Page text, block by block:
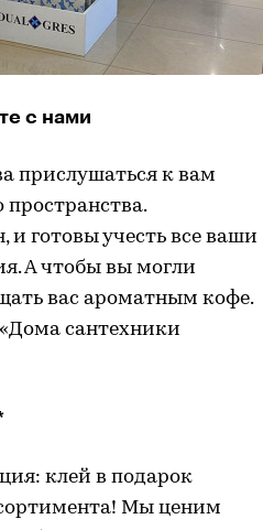
с нами
прислушаться к вам
готовы учесть все ваши
А чтобы вы могли
вас ароматным кофе.
сантехники
клей в подарок
Мы ценим